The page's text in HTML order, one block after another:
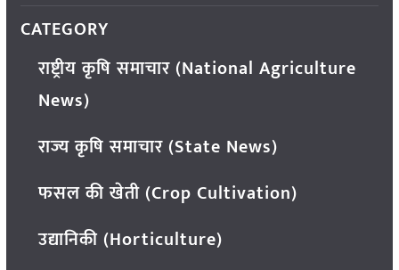
CATEGORY
राष्ट्रीय कृषि समाचार (National Agriculture
News)
राज्य कृषि समाचार (State News)
फसल की खेती (Crop Cultivation)
उद्यानिकी (Horticulture)